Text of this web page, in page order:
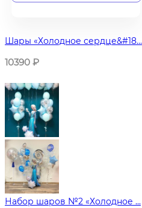
Шары «Холодное сердце&#18...
10390 ₽
Набор шаров №2 «Холодное ...